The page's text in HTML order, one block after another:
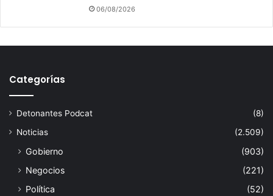
06/08/2026
Categorías
Detonantes Podcat
(8)
Noticias
(2.509)
Gobierno
(903)
Negocios
(221)
Política
(52)